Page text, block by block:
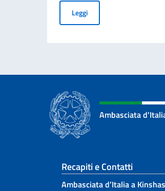
LeggiProcedura di selezione
Ambasciata
Sezione
Recapiti e Contatti
Ambasciata d’Italia a